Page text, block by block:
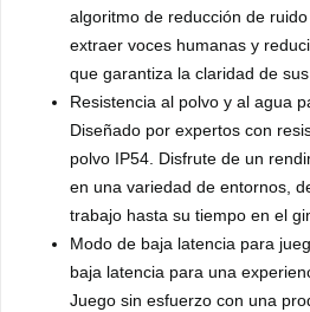
algoritmo de reducción de
extraer voces humanas y
que garantiza la claridad de
Resistencia al polvo y al agua
Diseñado por expertos con
polvo IP54. Disfrute de un
en una variedad de entornos,
trabajo hasta su tiempo en el
Modo de baja latencia para
baja latencia para una
Juego sin esfuerzo con una